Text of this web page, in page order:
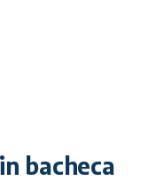
bacheca